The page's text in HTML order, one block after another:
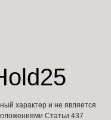
характер и не является
Статьи 437